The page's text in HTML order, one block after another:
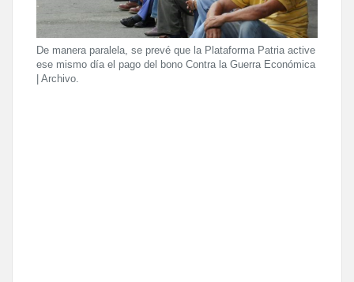
De manera paralela, se prevé que la Plataforma Patria active
ese mismo día el pago del bono Contra la Guerra Económica
| Archivo.